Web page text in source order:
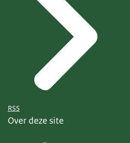
RSS
Over deze site